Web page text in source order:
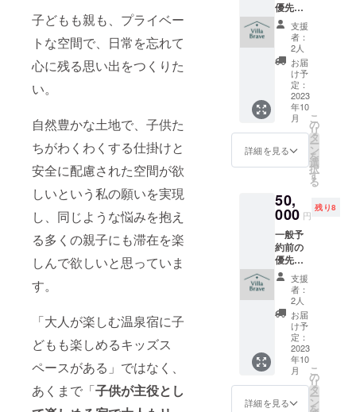
子どもも親も、プライベー
トな空間で、日常を忘れて
心に残る思い出をつくりた
い。
自然豊かな土地で、子供た
ちがわくわくする仕掛けと
安全に配慮された空間が欲
しいという私の願いを実現
し、同じような悩みを抱え
る多くの親子にも滞在を楽
しんで欲しいと思っていま
す。
「大人が楽しむ温泉宿に子
どもも楽しめるキッズス
ペースがある」ではなく、
あくまで「子供が主役とし
メール
でご案
内する
専用の
予約サ
イトか
ら宿泊
予約を
お願い
いたし
ます。
なお、
は、通
常の宿
から
10,000
円を差
し引い
た金額
を事前
にお振
込をお
願いい
たしま
す。 複
数ご支
援いた
だいた
優先予
約のご
案内、
金曜祝
日除く
平日1泊
分のご
宿泊招
待をい
たしま
す。 ※
ご予約
は、
でとな
りま
す。 ※
一般の
方への
予約解
放に先
駆け、
リター
ン対象
の方へ
専用の
WEB予
約画面
URLを
ご案内
しま
支援
者：
2人
お届
け予
定：
2023
年10
月
詳細を見る
こ
の
リ
タ
ー
ン
を
選
択
す
る
50,
000 円
残り8
一般予
約前の
優先予
約のご
案内、
金土日
祝含む1
泊のご
宿泊招
待をい
たしま
す。 ※
ご予約
は、
支援
者：
2人
お届
け予
定：
2023
年10
月
詳細を見る
こ
の
リ
タ
ー
ン
を